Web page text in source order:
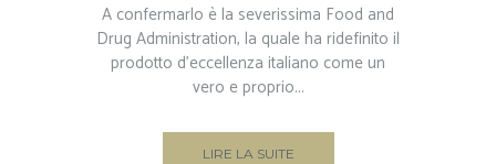
A confermarlo è la severissima Food and
Drug Administration, la quale ha ridefinito il
prodotto d’eccellenza italiano come un
vero e proprio...
LIRE LA SUITE